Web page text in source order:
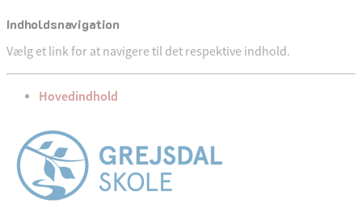
Indholdsnavigation
Vælg et link for at navigere til det respektive indhold.
gå til
Hovedindhold